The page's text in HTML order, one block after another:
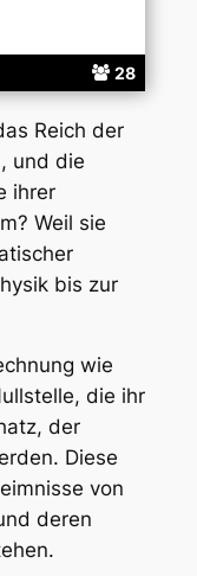
28
Reich der
und die
ihrer
Weil sie
bis zur
wie
die ihr
der
Diese
von
deren